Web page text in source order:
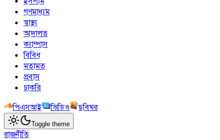
গণমাধ্যম
স্বাস্থ্য
আদালত
ক্যাম্পাস
বিবিধ
মতামত
প্রবাস
চাকরি
পিএসআই
ভিডিও ছবিঘর
Toggle theme
রাজনীতি